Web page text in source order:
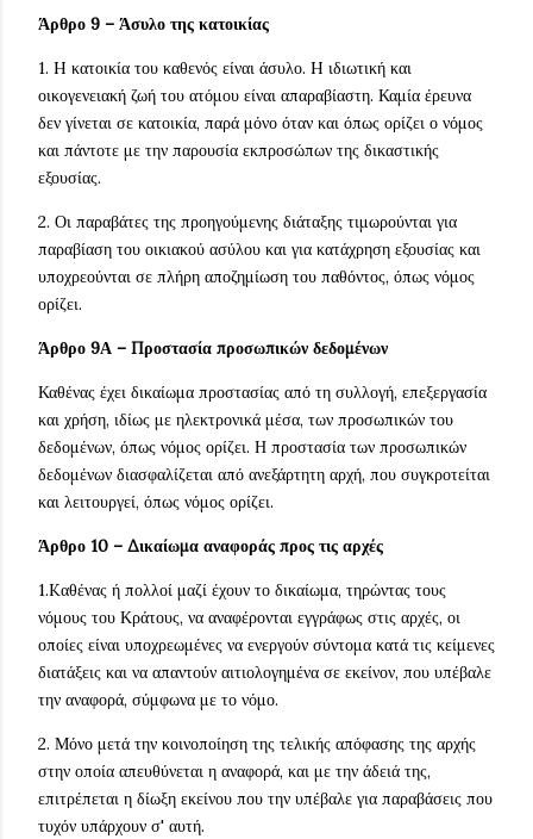
Άρθρο 9 – Άσυλο της κατοικίας
1. H κατοικία του καθενός είναι άσυλο. H ιδιωτική και
οικογενειακή ζωή του ατόμου είναι απαραβίαστη. Καμία έρευνα
δεν γίνεται σε κατοικία, παρά μόνο όταν και όπως ορίζει ο νόμος
και πάντοτε με την παρουσία εκπροσώπων της δικαστικής
εξουσίας.
2. Οι παραβάτες της προηγούμενης διάταξης τιμωρούνται για
παραβίαση του οικιακού ασύλου και για κατάχρηση εξουσίας και
υποχρεούνται σε πλήρη αποζημίωση του παθόντος, όπως νόμος
ορίζει.
Άρθρο 9Α – Προστασία προσωπικών δεδομένων
Καθένας έχει δικαίωμα προστασίας από τη συλλογή, επεξεργασία
και χρήση, ιδίως με ηλεκτρονικά μέσα, των προσωπικών του
δεδομένων, όπως νόμος ορίζει. Η προστασία των προσωπικών
δεδομένων διασφαλίζεται από ανεξάρτητη αρχή, που συγκροτείται
και λειτουργεί, όπως νόμος ορίζει.
Άρθρο 10 – Δικαίωμα αναφοράς προς τις αρχές
1.Kαθένας ή πολλοί μαζί έχουν το δικαίωμα, τηρώντας τους
νόμους του Κράτους, να αναφέρονται εγγράφως στις αρχές, οι
οποίες είναι υποχρεωμένες να ενεργούν σύντομα κατά τις κείμενες
διατάξεις και να απαντούν αιτιολογημένα σε εκείνον, που υπέβαλε
την αναφορά, σύμφωνα με το νόμο.
2. Μόνο μετά την κοινοποίηση της τελικής απόφασης της αρχής
στην οποία απευθύνεται η αναφορά, και με την άδειά της,
επιτρέπεται η δίωξη εκείνου που την υπέβαλε για παραβάσεις που
τυχόν υπάρχουν σ' αυτή.